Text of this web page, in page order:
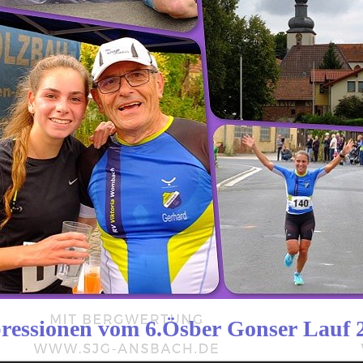
vom 6.Ösber Gonser Lauf